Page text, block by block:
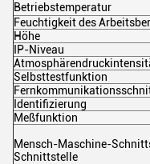
Betriebstemperatur
Feuchtigkeit des
Höhe
IP-Niveau
Selbsttestfunktion
Identifizierung
Meßfunktion
Mensch-Maschine-
Schnittstelle